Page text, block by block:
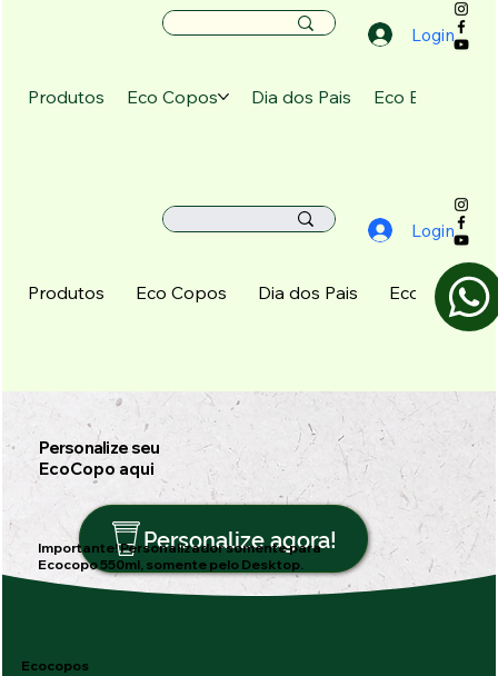
Login
Produtos Eco Copos Dia dos Pais Eco Baldes
Produtos Eco Copos Dia dos Pais Eco Baldes
Login
Personalize seu
EcoCopo aqui
Personalize agora!
Importante! Personalizador somente para
Ecocopo 550ml, somente pelo Desktop.
Ecocopos